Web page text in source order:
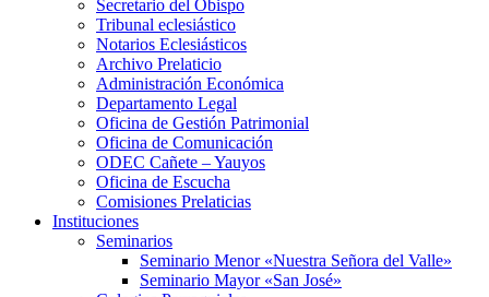
Secretario del Obispo
Tribunal eclesiástico
Notarios Eclesiásticos
Archivo Prelaticio
Administración Económica
Departamento Legal
Oficina de Gestión Patrimonial
Oficina de Comunicación
ODEC Cañete – Yauyos
Oficina de Escucha
Comisiones Prelaticias
Instituciones
Seminarios
Seminario Menor «Nuestra Señora del Valle»
Seminario Mayor «San José»